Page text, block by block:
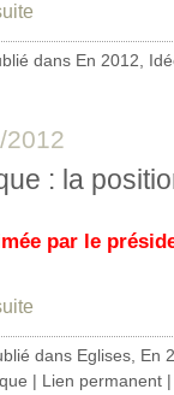
dans En 2012,
2012
: la
par le
dans Eglises, En
| Lien permanent